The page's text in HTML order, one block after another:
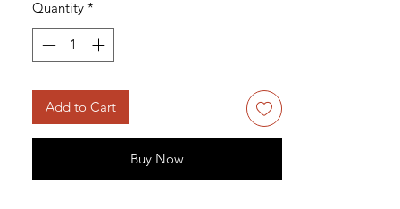
Quantity *
Add to Cart
Buy Now